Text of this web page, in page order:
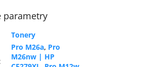
parametry
Tonery
:
Pro M26a, Pro
M26nw | HP